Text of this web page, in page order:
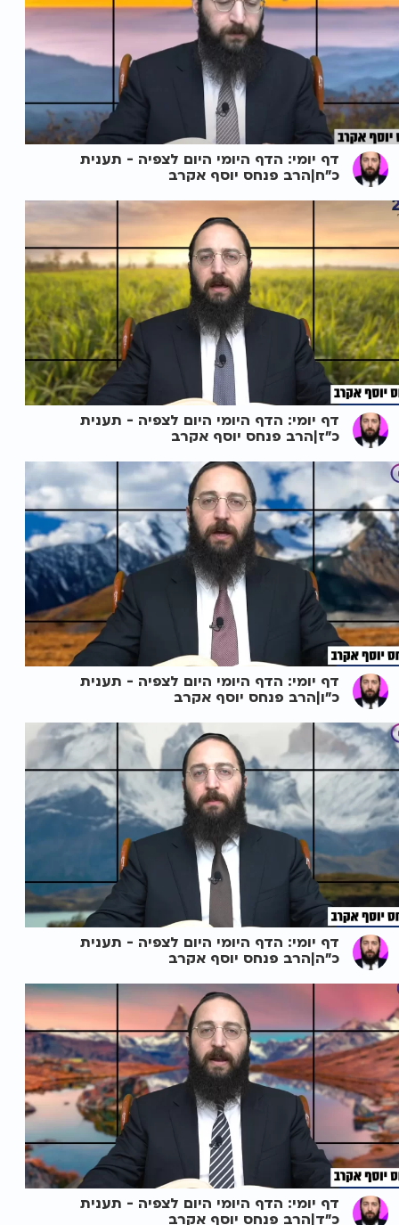
דף יומי: הדף היומי היום לצפיה - תענית
כ"ח|הרב פנחס יוסף אקרב
דף יומי: הדף היומי היום לצפיה - תענית
כ"ז|הרב פנחס יוסף אקרב
דף יומי: הדף היומי היום לצפיה - תענית
כ"ו|הרב פנחס יוסף אקרב
דף יומי: הדף היומי היום לצפיה - תענית
כ"ה|הרב פנחס יוסף אקרב
דף יומי: הדף היומי היום לצפיה - תענית
כ"ד|הרב פנחס יוסף אקרב